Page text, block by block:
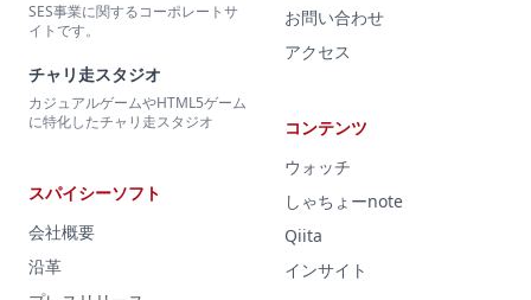
SES事業に関するコーポレートサ
イトです。
チャリ走スタジオ
カジュアルゲームやHTML5ゲーム
に特化したチャリ走スタジオ
スパイシーソフト
会社概要
沿革
お問い合わせ
アクセス
コンテンツ
ウォッチ
しゃちょーnote
Qiita
インサイト